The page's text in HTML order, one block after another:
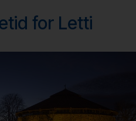
for Letti